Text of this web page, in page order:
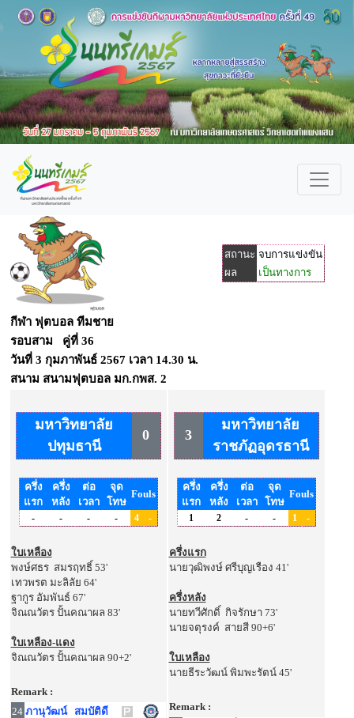
สถานะ จบการแข่งขัน
ผล
เป็นทางการ
กีฬา ฟุตบอล ทีมชาย
รอบสาม คู่ที่ 36
วันที่3 กุมภาพันธ์ 2567 เวลา14.30 น.
สนาม สนามฟุตบอล มก.กพส. 2
มหาวิทยาลัย
ปทุมธานี
0
ครึ่ง
แรก
ครึ่ง
หลัง
ต่อ
เวลา
จุด
โทษ
Fouls
- - - - 4 -
ใบเหลือง
พงษ์ศธร สมรฤทธิ์ 53'
เทวพรต มะลิลัย 64'
ฐากูร อัมพันธ์ 67'
จิณณวัตร ปั้นคณาผล 83'
ใบเหลือง-แดง
จิณณวัตร ปั้นคณาผล 90+2'
Remark :
24 ภานุวัฒน์ สมบัติดี
3
มหาวิทยาลัย
ราชภัฏอุดรธานี
ครึ่ง
แรก
ครึ่ง
หลัง
ต่อ
เวลา
จุด
โทษ
Fouls
1 2 - - 1 -
ครึ่งแรก
นายวุฒิพงษ์ ศรีบุญเรือง 41'
ครึ่งหลัง
นายทวีศักดิ์ กิจรักษา 73'
นายจตุรงค์ สายสี 90+6'
ใบเหลือง
นายธีระวัฒน์ พิมพะรัตน์ 45'
Remark :